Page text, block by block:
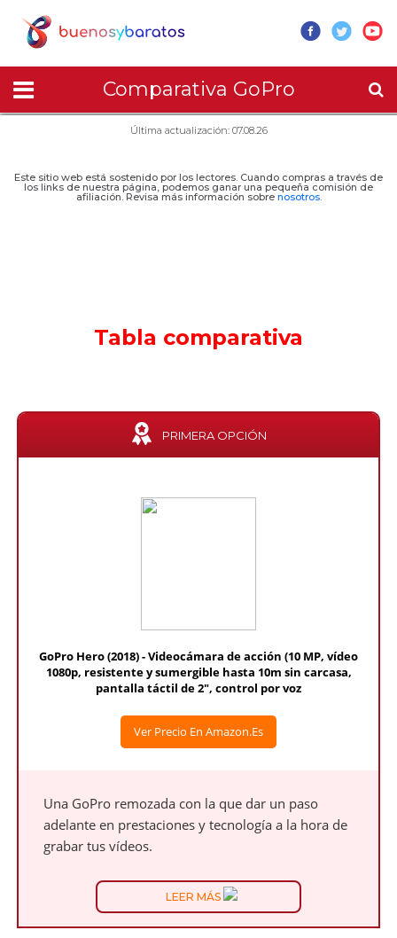
Comparativa GoPro
Última actualización: 07.08.26
Este sitio web está sostenido por los lectores. Cuando compras a través de
los links de nuestra página, podemos ganar una pequeña comisión de
afiliación. Revisa más información sobre nosotros.
Tabla comparativa
PRIMERA OPCIÓN
GoPro Hero (2018) - Videocámara de acción (10 MP, vídeo
1080p, resistente y sumergible hasta 10m sin carcasa,
pantalla táctil de 2", control por voz
Ver Precio En Amazon.es
Una GoPro remozada con la que dar un paso
adelante en prestaciones y tecnología a la hora de
grabar tus vídeos.
LEER MÁS